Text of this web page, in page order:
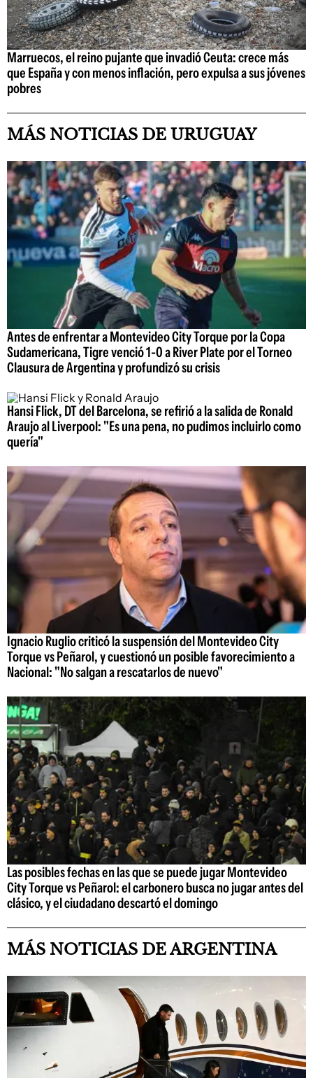
Marruecos, el reino pujante que invadió Ceuta: crece más
que España y con menos inflación, pero expulsa a sus jóvenes
pobres
MÁS NOTICIAS DE URUGUAY
Antes de enfrentar a Montevideo City Torque por la Copa
Sudamericana, Tigre venció 1-0 a River Plate por el Torneo
Clausura de Argentina y profundizó su crisis
Hansi Flick, DT del Barcelona, se refirió a la salida de Ronald
Araujo al Liverpool: "Es una pena, no pudimos incluirlo como
quería"
Ignacio Ruglio criticó la suspensión del Montevideo City
Torque vs Peñarol, y cuestionó un posible favorecimiento a
Nacional: "No salgan a rescatarlos de nuevo"
Las posibles fechas en las que se puede jugar Montevideo
City Torque vs Peñarol: el carbonero busca no jugar antes del
clásico, y el ciudadano descartó el domingo
MÁS NOTICIAS DE ARGENTINA